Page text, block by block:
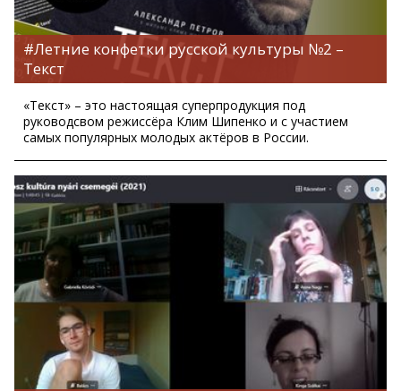
#Летние конфетки русской культуры №2 –
Текст
«Текст» – это настоящая суперпродукция под
руководсвом режиссёра Клим Шипенко и с участием
самых популярных молодых актёров в России.